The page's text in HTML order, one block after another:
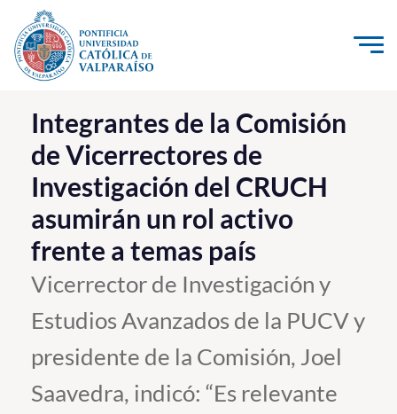
Click acá para ir directamente al contenido
La Universidad
Investigación, Creación e Innovación
PUCV Internacional
Vinculación con el Medio
Admisión
Pregrado
Postgrado
Formación Continua
Integrantes de la Comisión
de Vicerrectores de
Investigación del CRUCH
asumirán un rol activo
frente a temas país
Vicerrector de Investigación y
Estudios Avanzados de la PUCV y
presidente de la Comisión, Joel
Saavedra, indicó: “Es relevante